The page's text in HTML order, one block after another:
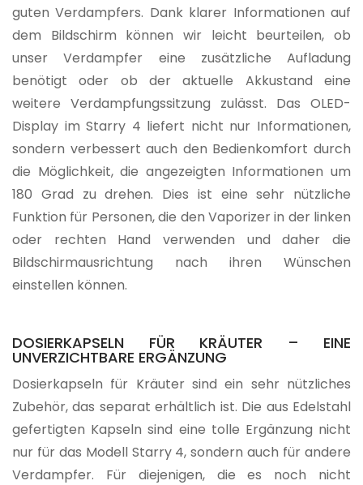
guten Verdampfers. Dank klarer Informationen auf
dem Bildschirm können wir leicht beurteilen, ob
unser Verdampfer eine zusätzliche Aufladung
benötigt oder ob der aktuelle Akkustand eine
weitere Verdampfungssitzung zulässt. Das OLED-
Display im Starry 4 liefert nicht nur Informationen,
sondern verbessert auch den Bedienkomfort durch
die Möglichkeit, die angezeigten Informationen um
180 Grad zu drehen. Dies ist eine sehr nützliche
Funktion für Personen, die den Vaporizer in der linken
oder rechten Hand verwenden und daher die
Bildschirmausrichtung nach ihren Wünschen
einstellen können.
DOSIERKAPSELN FÜR KRÄUTER – EINE
UNVERZICHTBARE ERGÄNZUNG
Dosierkapseln für Kräuter sind ein sehr nützliches
Zubehör, das separat erhältlich ist. Die aus Edelstahl
gefertigten Kapseln sind eine tolle Ergänzung nicht
nur für das Modell Starry 4, sondern auch für andere
Verdampfer. Für diejenigen, die es noch nicht